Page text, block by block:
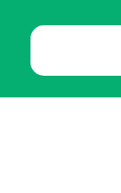
오픈애즈란